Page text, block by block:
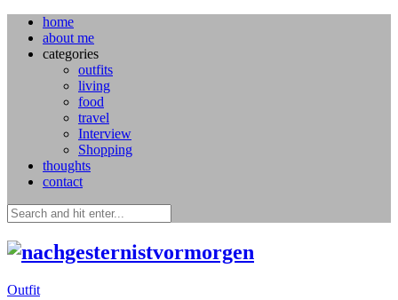
home
about me
categories
outfits
living
food
travel
Interview
Shopping
thoughts
contact
Outfit